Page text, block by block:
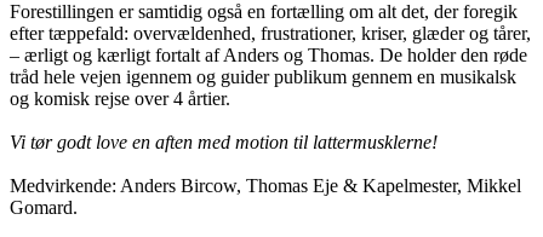
Forestillingen er samtidig også en fortælling om alt det, der foregik
efter tæppefald: overvældenhed, frustrationer, kriser, glæder og tårer,
– ærligt og kærligt fortalt af Anders og Thomas. De holder den røde
tråd hele vejen igennem og guider publikum gennem en musikalsk
og komisk rejse over 4 årtier.
Vi tør godt love en aften med motion til lattermusklerne!
Medvirkende: Anders Bircow, Thomas Eje & Kapelmester, Mikkel
Gomard.